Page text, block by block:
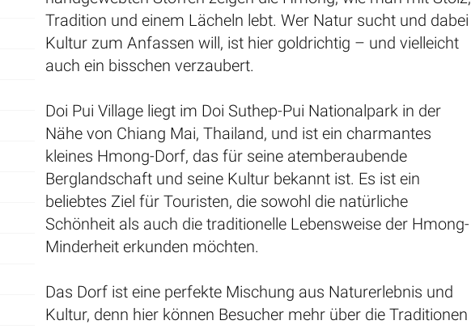
Tradition und einem Lächeln lebt. Wer Natur sucht und dabei
Kultur zum Anfassen will, ist hier goldrichtig – und vielleicht
auch ein bisschen verzaubert.
Doi Pui Village liegt im Doi Suthep-Pui Nationalpark in der
Nähe von Chiang Mai, Thailand, und ist ein charmantes
kleines Hmong-Dorf, das für seine atemberaubende
Berglandschaft und seine Kultur bekannt ist. Es ist ein
beliebtes Ziel für Touristen, die sowohl die natürliche
Schönheit als auch die traditionelle Lebensweise der Hmong-
Minderheit erkunden möchten.
Das Dorf ist eine perfekte Mischung aus Naturerlebnis und
Kultur, denn hier können Besucher mehr über die Traditionen